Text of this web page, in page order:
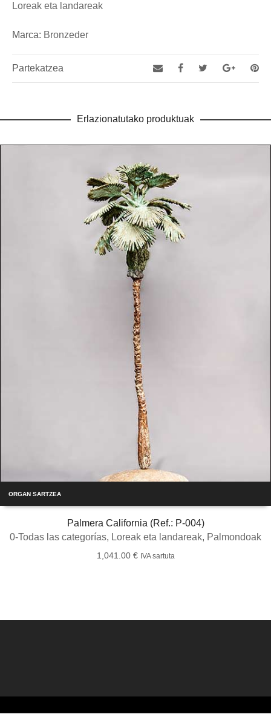
Loreak eta landareak
Marca: Bronzeder
Partekatzea
Erlazionatutako produktuak
ORGAN SARTZEA
Palmera California (Ref.: P-004)
0-Todas las categorías, Loreak eta landareak, Palmondoak
1,041.00 € IVA sartuta
©2026 Creado porBronzederusandoWordPress. |webs amigas